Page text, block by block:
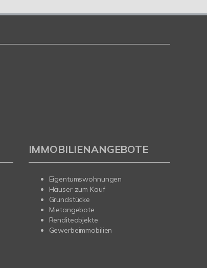
IMMOBILIENANGEBOTE
Eigentumswohnungen
Häuser zum Kauf
Grundstücke
Mietangebote
Renditeobjekte
Gewerbeimmobilien